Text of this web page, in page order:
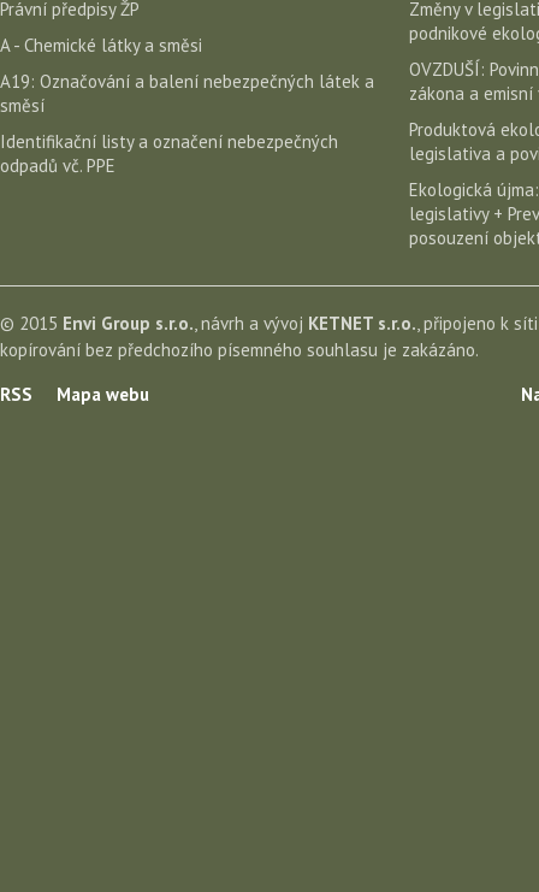
Právní předpisy ŽP
A - Chemické látky a směsi
A19: Označování a balení nebezpečných látek a
směsí
Identifikační listy a označení nebezpečných
odpadů vč. PPE
Změny v
podnikové
OVZDUŠÍ:
zákona a emisní
Produktová
legislativa a
Ekologická
legislativy +
posouzení
© 2015 Envi Group s.r.o., návrh a vývoj KETNET s.r.o., připojeno k
kopírování bez předchozího písemného souhlasu je zakázáno.
RSS
Mapa webu